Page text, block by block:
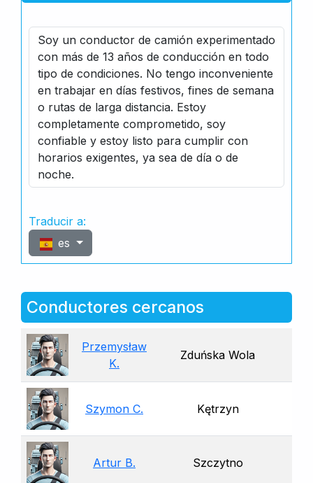
Soy un conductor de camión experimentado
con más de 13 años de conducción en todo
tipo de condiciones. No tengo inconveniente
en trabajar en días festivos, fines de semana
o rutas de larga distancia. Estoy
completamente comprometido, soy
confiable y estoy listo para cumplir con
horarios exigentes, ya sea de día o de
noche.
Traducir a:
es
Conductores cercanos
Przemysław
K.
Zduńska Wola
Szymon C. Kętrzyn
Artur B. Szczytno